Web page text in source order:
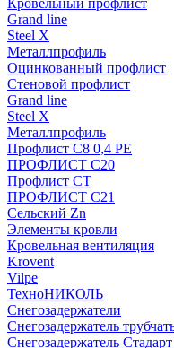
Кровельный профлист
Grand line
Steel X
Металлпрофиль
Оцинкованный профлист
Стеновой профлист
Grand line
Steel X
Металлпрофиль
Профлист С8 0,4 РЕ
ПРОФЛИСТ С20
Профлист СТ
ПРОФЛИСТ С21
Сельский Zn
Элементы кровли
Кровельная вентиляция
Krovent
Vilpe
ТехноНИКОЛЬ
Снегозадержатели
Снегозадержатель
Снегозадержатель